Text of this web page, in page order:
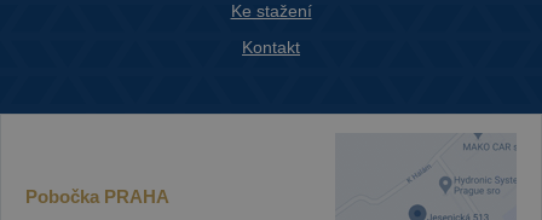
Ke stažení
Kontakt
Pobočka PRAHA